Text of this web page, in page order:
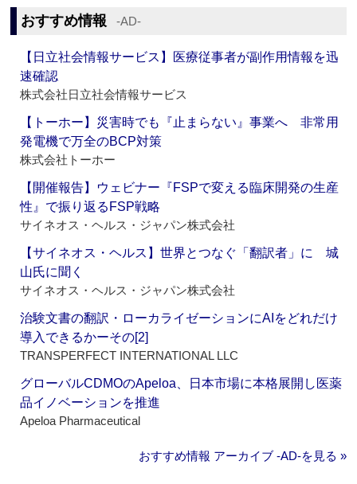
おすすめ情報 ‐AD‐
【日立社会情報サービス】医療従事者が副作用情報を迅
速確認
株式会社日立社会情報サービス
【トーホー】災害時でも『止まらない』事業へ 非常用
発電機で万全のBCP対策
株式会社トーホー
【開催報告】ウェビナー『FSPで変える臨床開発の生産
性』で振り返るFSP戦略
サイネオス・ヘルス・ジャパン株式会社
【サイネオス・ヘルス】世界とつなぐ「翻訳者」に 城
山氏に聞く
サイネオス・ヘルス・ジャパン株式会社
治験文書の翻訳・ローカライゼーションにAIをどれだけ
導入できるかーその[2]
TRANSPERFECT INTERNATIONAL LLC
グローバルCDMOのApeloa、日本市場に本格展開し医薬
品イノベーションを推進
Apeloa Pharmaceutical
おすすめ情報 アーカイブ ‐AD‐を見る »